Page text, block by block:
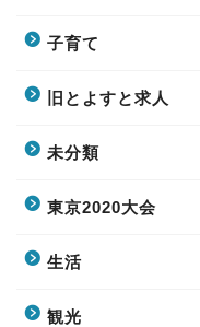
子育て
旧とよすと求人
未分類
東京2020大会
生活
観光